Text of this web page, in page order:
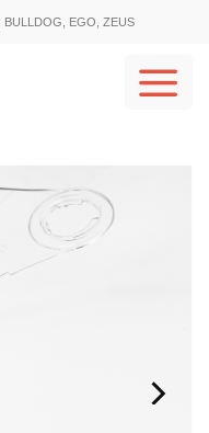
BULLDOG, EGO, ZEUS